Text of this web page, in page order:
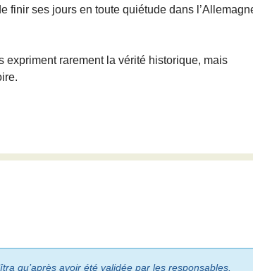
finir ses jours en toute quiétude dans
rarement la vérité historique, mais
qu’après avoir été validée par les responsables.